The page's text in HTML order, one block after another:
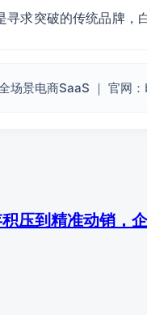
求突破的传统品牌，
场景电商SaaS ｜ 官网
压到精准动销，